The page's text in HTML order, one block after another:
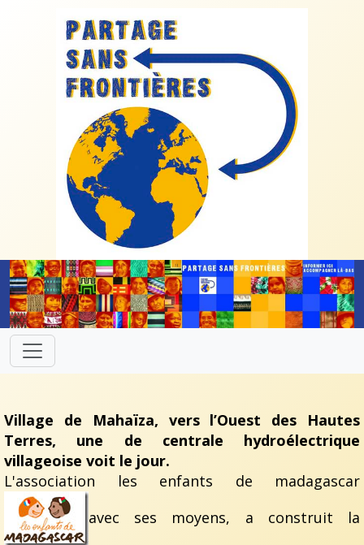
Village de Mahaïza, vers l’Ouest des Hautes
Terres, une de centrale hydroélectrique
villageoise voit le jour.
L'association les enfants de madagascar
avec ses moyens, a construit la